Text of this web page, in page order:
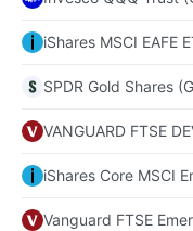
iShares MSCI EAFE
SPDR Gold Shares
VANGUARD FTSE
iShares Core MSCI
Vanguard FTSE